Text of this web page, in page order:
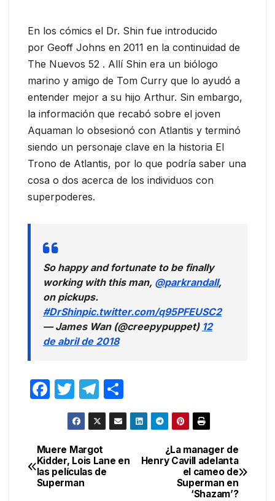
En los cómics el Dr. Shin fue introducido
por Geoff Johns en 2011 en la continuidad de
The Nuevos 52 . Allí Shin era un biólogo
marino y amigo de Tom Curry que lo ayudó a
entender mejor a su hijo Arthur. Sin embargo,
la información que recabó sobre el joven
Aquaman lo obsesionó con Atlantis y terminó
siendo un personaje clave en la historia El
Trono de Atlantis, por lo que podría saber una
cosa o dos acerca de los individuos con
superpoderes.
So happy and fortunate to be finally
working with this man, @parkrandall,
on pickups.
#DrShinpic.twitter.com/q95PFEUSC2
— James Wan (@creepypuppet) 12
de abril de 2018
F
e
b
o
T
w
itt
er
T
el
e
gr
a
o
m
ar
Navegación
de
¿La manager de
Henry Cavill adelanta
el cameo de
Superman en
‘Shazam’?
Muere Margot
Kidder, Lois Lane en
las películas de
Superman